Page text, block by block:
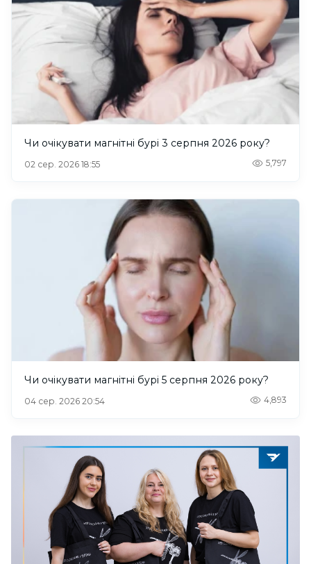
Чи очікувати магнітні бурі 3 серпня 2026 року?
02 сер. 2026 18:55 5,797
Чи очікувати магнітні бурі 5 серпня 2026 року?
04 сер. 2026 20:54 4,893